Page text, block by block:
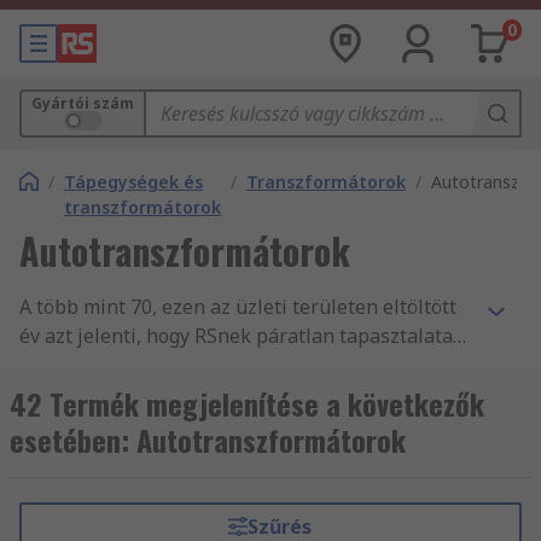
0
Gyártói szám
/ Tápegységek és
transzformátorok
/ Transzformátorok /
Autotranszformátorok
A több mint 70, ezen az üzleti területen eltöltött
év azt jelenti, hogy RSnek páratlan tapasztalata
Automatikus átalakító alkatrészekkel, illetve
tartozékokkal történő ellátásában. Világszerte
segítjük a mérnökök munkáját, Automatikus
termékek fogalmazásával, több mint 160 ország
42 Termék megjelenítése a következők
esetében: Autotranszformátorok
Szűrés